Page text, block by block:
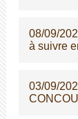
08/09/
à suivre
03/09/